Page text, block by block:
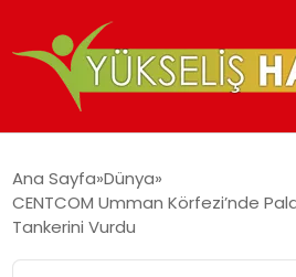
MALIYETLERINI AZALTIYOR’
Ana Sayfa Dünya
CENTCOM Umman Körfezi’nde
Tankerini Vurdu